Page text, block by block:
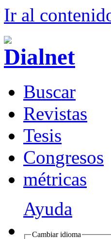
Ir al contenid
Buscar
Revistas
Tesis
Congresos
métricas
Ayuda
Cambiar idioma